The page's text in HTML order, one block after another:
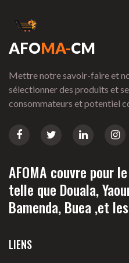
AFOMA-CM
Mettre notre savoir-faire et
sélectionner des produits et
consommateurs et potentiel
AFOMA couvre pour
telle que Douala,
Bamenda, Buea ,et
LIENS